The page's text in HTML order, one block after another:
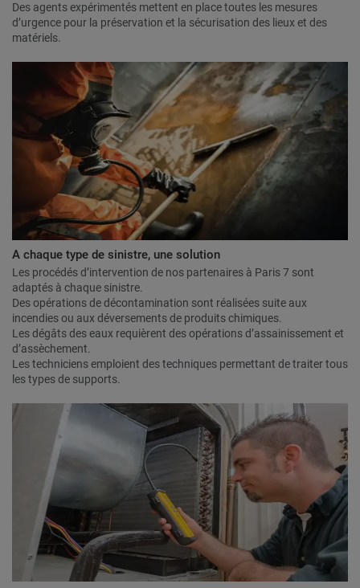
Des agents expérimentés mettent en place toutes les mesures
d’urgence pour la préservation et la sécurisation des lieux et des
matériels.
A chaque type de sinistre, une solution
Les procédés d’intervention de nos partenaires à Paris 7 sont
adaptés à chaque sinistre.
Des opérations de décontamination sont réalisées suite aux
incendies ou aux déversements de produits chimiques.
Les dégâts des eaux requièrent des opérations d’assainissement et
d’assèchement.
Les techniciens emploient des techniques permettant de traiter tous
les types de supports.